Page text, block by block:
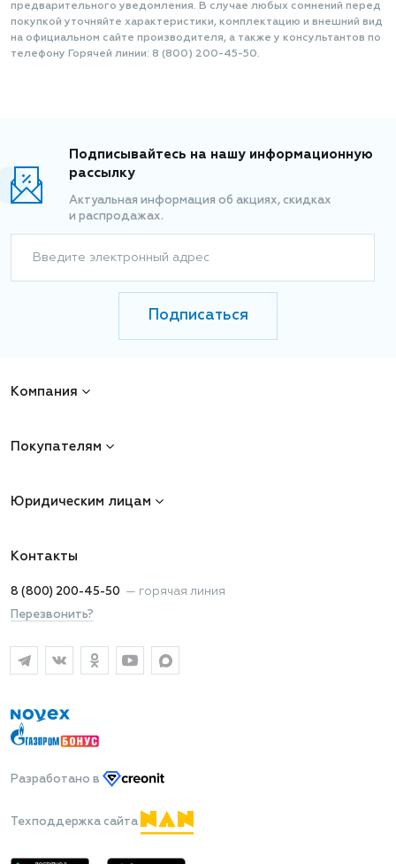
предварительного уведомления. В случае любых сомнений перед
покупкой уточняйте характеристики, комплектацию и внешний вид
на официальном сайте производителя, а также у консультантов по
телефону Горячей линии: 8 (800) 200-45-50.
Подписывайтесь на нашу информационную
рассылку
Актуальная информация об акциях, скидках
и распродажах.
Введите электронный адрес
Подписаться
Компания
Покупателям
Юридическим лицам
Контакты
8 (800) 200-45-50 — горячая линия
Перезвонить?
Разработано в
Техподдержка сайта